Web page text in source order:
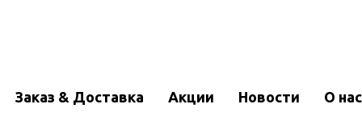
Заказ & Доставка Акции Новости О нас